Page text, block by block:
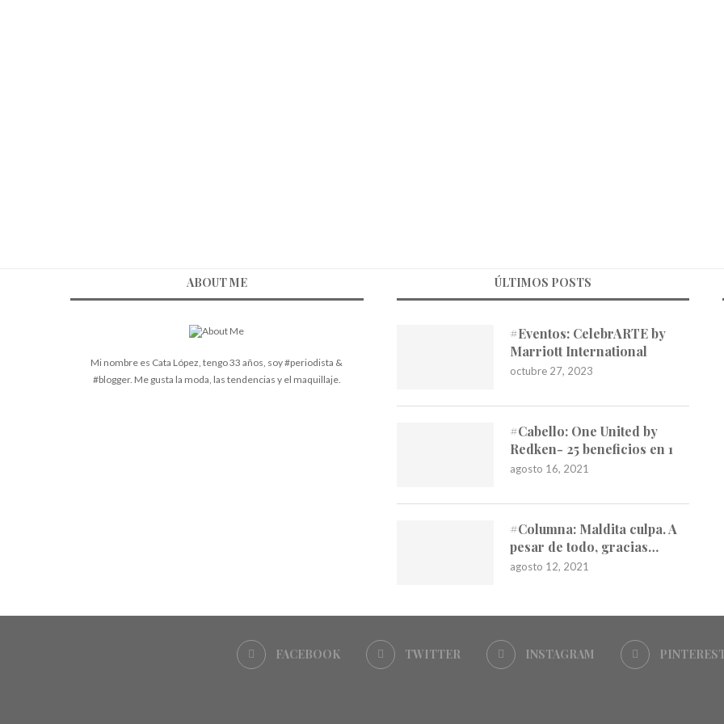
ABOUT ME
Mi nombre es Cata López, tengo 33 años, soy #periodista &
#blogger. Me gusta la moda, las tendencias y el maquillaje.
ÚLTIMOS POSTS
#Eventos: CelebrARTE by
Marriott International
octubre 27, 2023
#Cabello: One United by
Redken- 25 beneficios en 1
agosto 16, 2021
#Columna: Maldita culpa. A
pesar de todo, gracias…
agosto 12, 2021
FACEBOOK TWITTER INSTAGRAM